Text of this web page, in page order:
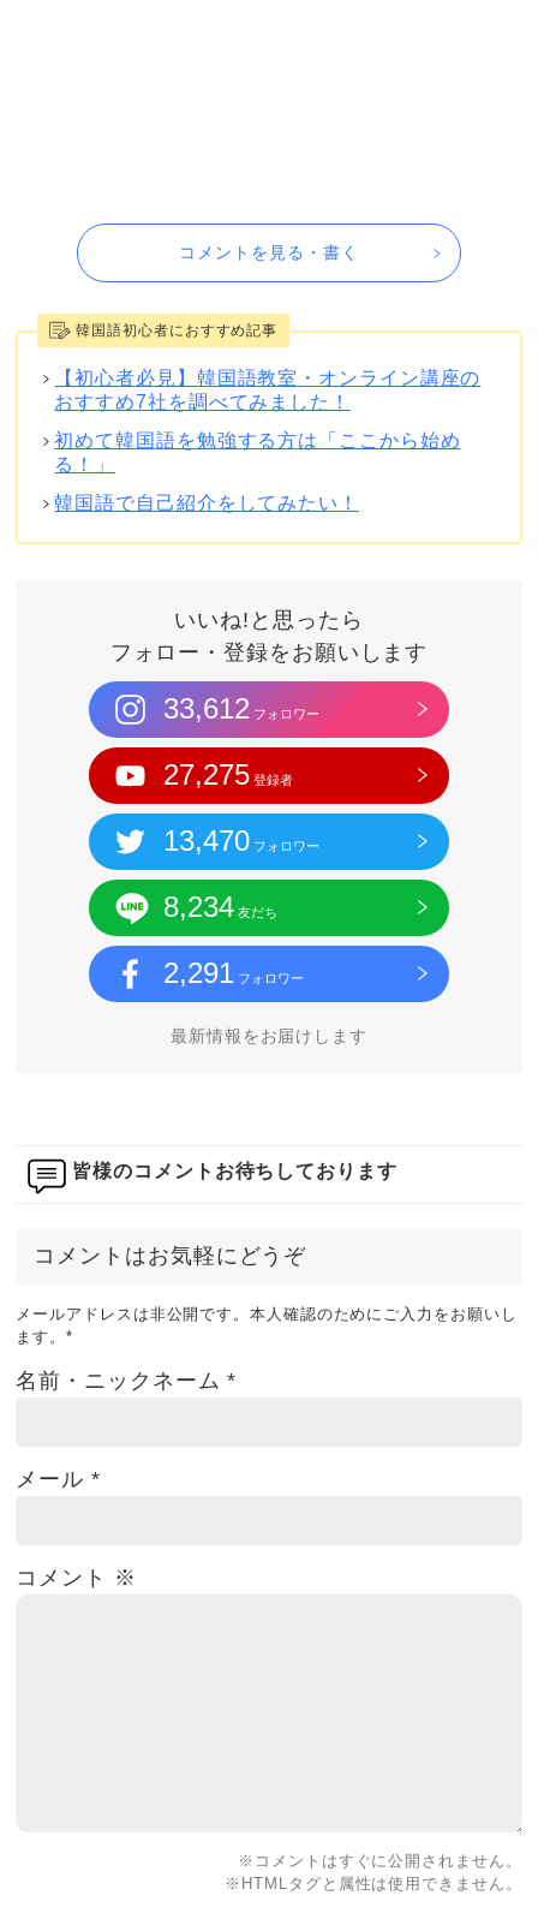
コメントを見る・書く
韓国語初心者におすすめ記事
【初心者必見】韓国語教室・オンライン講座の
おすすめ7社を調べてみました！
初めて韓国語を勉強する方は「ここから始め
る！」
韓国語で自己紹介をしてみたい！
いいね!と思ったら
フォロー・登録をお願いします
33,612 フォロワー
27,275 登録者
13,470 フォロワー
8,234 友だち
2,291 フォロワー
最新情報をお届けします
皆様のコメントお待ちしております
コメントはお気軽にどうぞ
メールアドレスは非公開です。本人確認のためにご入力をお願いし
ます。*
名前・ニックネーム*
メール*
コメント ※
※コメントはすぐに公開されません。
※HTMLタグと属性は使用できません。